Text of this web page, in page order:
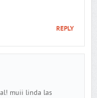
REPLY
muii linda las